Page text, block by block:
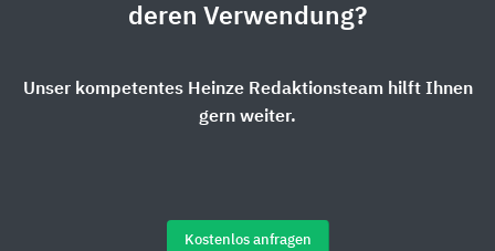
deren Verwendung?
Unser kompetentes Heinze Redaktionsteam hilft Ihnen
gern weiter.
Kostenlos anfragen